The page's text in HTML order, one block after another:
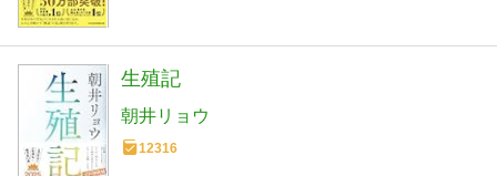
生殖記
朝井リョウ
12316